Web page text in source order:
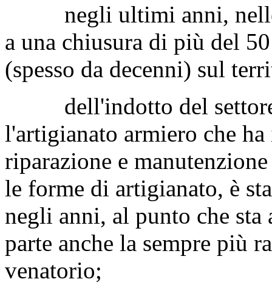
negli ultimi anni, nelle
a una chiusura di più del
(spesso da decenni) sul
dell'indotto del settore
l'artigianato armiero che
riparazione e
le forme di artigianato, è
negli anni, al punto che sta
parte anche la sempre più
venatorio;